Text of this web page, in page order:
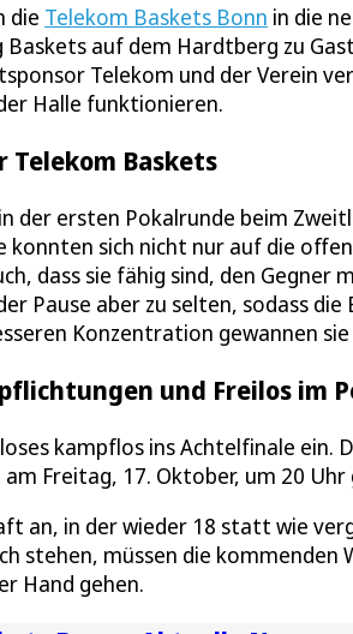
die Telekom Baskets Bonn in die
Baskets auf dem Hardtberg zu
Telekom und der Verein
Halle funktionieren.
Baskets
der ersten Pokalrunde beim
sich nicht nur auf die
dass sie fähig sind, den Gegner
Pause aber zu selten, sodass
Konzentration gewannen
und Freilos im
kampflos ins Achtelfinale
Freitag, 17. Oktober, um 20
an, in der wieder 18 statt wie
stehen, müssen die kommenden
Hand gehen.